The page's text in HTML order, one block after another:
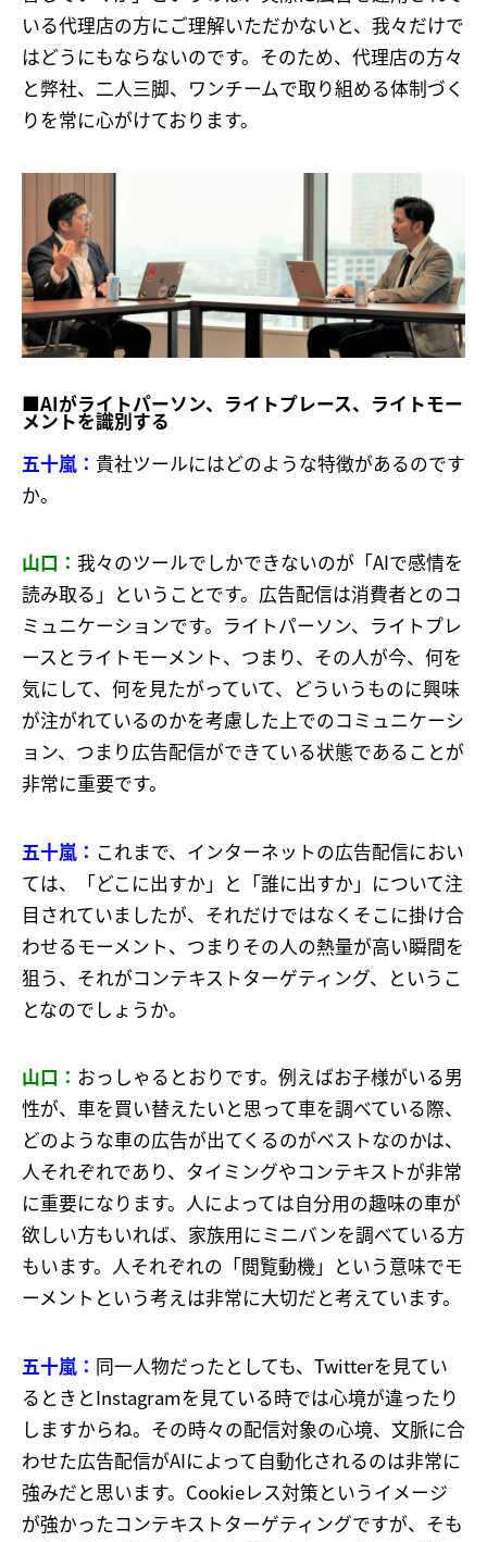
いる代理店の方にご理解いただかないと、我々だけで
はどうにもならないのです。そのため、代理店の方々
と弊社、二人三脚、ワンチームで取り組める体制づく
りを常に心がけております。
■AIがライトパーソン、ライトプレース、ライトモー
メントを識別する
五十嵐： 貴社ツールにはどのような特徴があるのです
か。
山口： 我々のツールでしかできないのが「AIで感情を
読み取る」ということです。広告配信は消費者とのコ
ミュニケーションです。ライトパーソン、ライトプレ
ースとライトモーメント、つまり、その人が今、何を
気にして、何を見たがっていて、どういうものに興味
が注がれているのかを考慮した上でのコミュニケーシ
ョン、つまり広告配信ができている状態であることが
非常に重要です。
五十嵐： これまで、インターネットの広告配信におい
ては、「どこに出すか」と「誰に出すか」について注
目されていましたが、それだけではなくそこに掛け合
わせるモーメント、つまりその人の熱量が高い瞬間を
狙う、それがコンテキストターゲティング、というこ
となのでしょうか。
山口： おっしゃるとおりです。例えばお子様がいる男
性が、車を買い替えたいと思って車を調べている際、
どのような車の広告が出てくるのがベストなのかは、
人それぞれであり、タイミングやコンテキストが非常
に重要になります。人によっては自分用の趣味の車が
欲しい方もいれば、家族用にミニバンを調べている方
もいます。人それぞれの「閲覧動機」という意味でモ
ーメントという考えは非常に大切だと考えています。
五十嵐： 同一人物だったとしても、Twitterを見てい
るときとInstagramを見ている時では心境が違ったり
しますからね。その時々の配信対象の心境、文脈に合
わせた広告配信がAIによって自動化されるのは非常に
強みだと思います。Cookieレス対策というイメージ
が強かったコンテキストターゲティングですが、そも